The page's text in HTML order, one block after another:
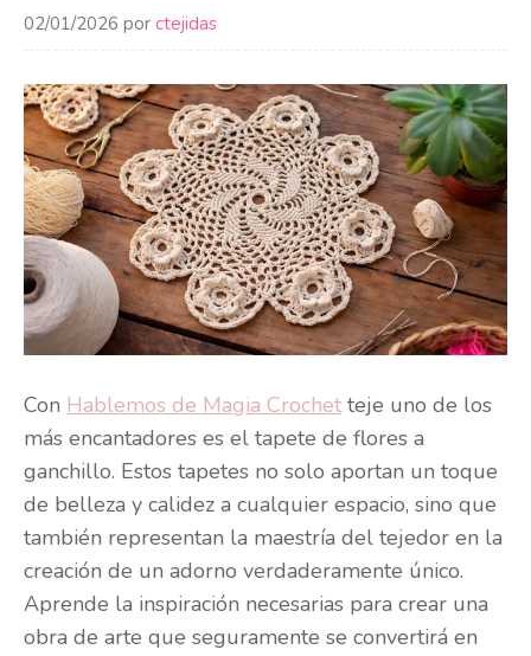
02/01/2026 por ctejidas
Con Hablemos de Magia Crochet teje uno de los
más encantadores es el tapete de flores a
ganchillo. Estos tapetes no solo aportan un toque
de belleza y calidez a cualquier espacio, sino que
también representan la maestría del tejedor en la
creación de un adorno verdaderamente único.
Aprende la inspiración necesarias para crear una
obra de arte que seguramente se convertirá en